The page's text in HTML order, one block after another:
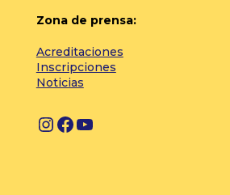
Zona de prensa:
Acreditaciones
Inscripciones
Noticias
I
F Y